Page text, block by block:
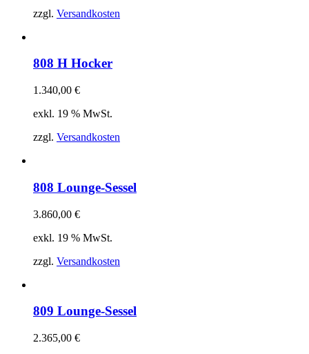
zzgl. Versandkosten
808 H Hocker
1.340,00 €
exkl. 19 % MwSt.
zzgl. Versandkosten
808 Lounge-Sessel
3.860,00 €
exkl. 19 % MwSt.
zzgl. Versandkosten
809 Lounge-Sessel
2.365,00 €